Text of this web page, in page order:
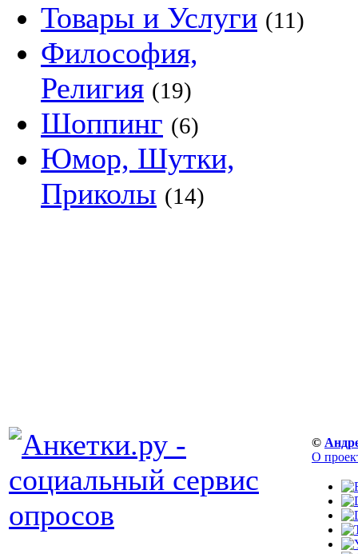
Товары и Услуги (11)
Философия,
Религия (19)
Шоппинг (6)
Юмор, Шутки,
Приколы (14)
©
О